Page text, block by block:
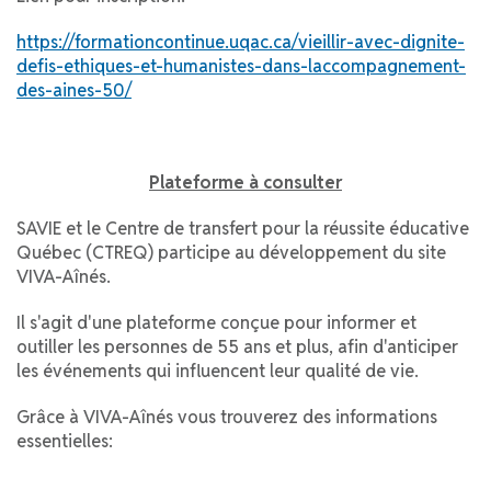
https://formationcontinue.uqac.ca/vieillir-avec-dignite-
defis-ethiques-et-humanistes-dans-laccompagnement-
des-aines-50/
Plateforme à consulter
SAVIE et le Centre de transfert pour la réussite éducative
Québec (CTREQ) participe au développement du site
VIVA-Aînés.
Il s'agit d'une plateforme conçue pour informer et
outiller les personnes de 55 ans et plus, afin d'anticiper
les événements qui influencent leur qualité de vie.
Grâce à VIVA-Aînés vous trouverez des informations
essentielles: